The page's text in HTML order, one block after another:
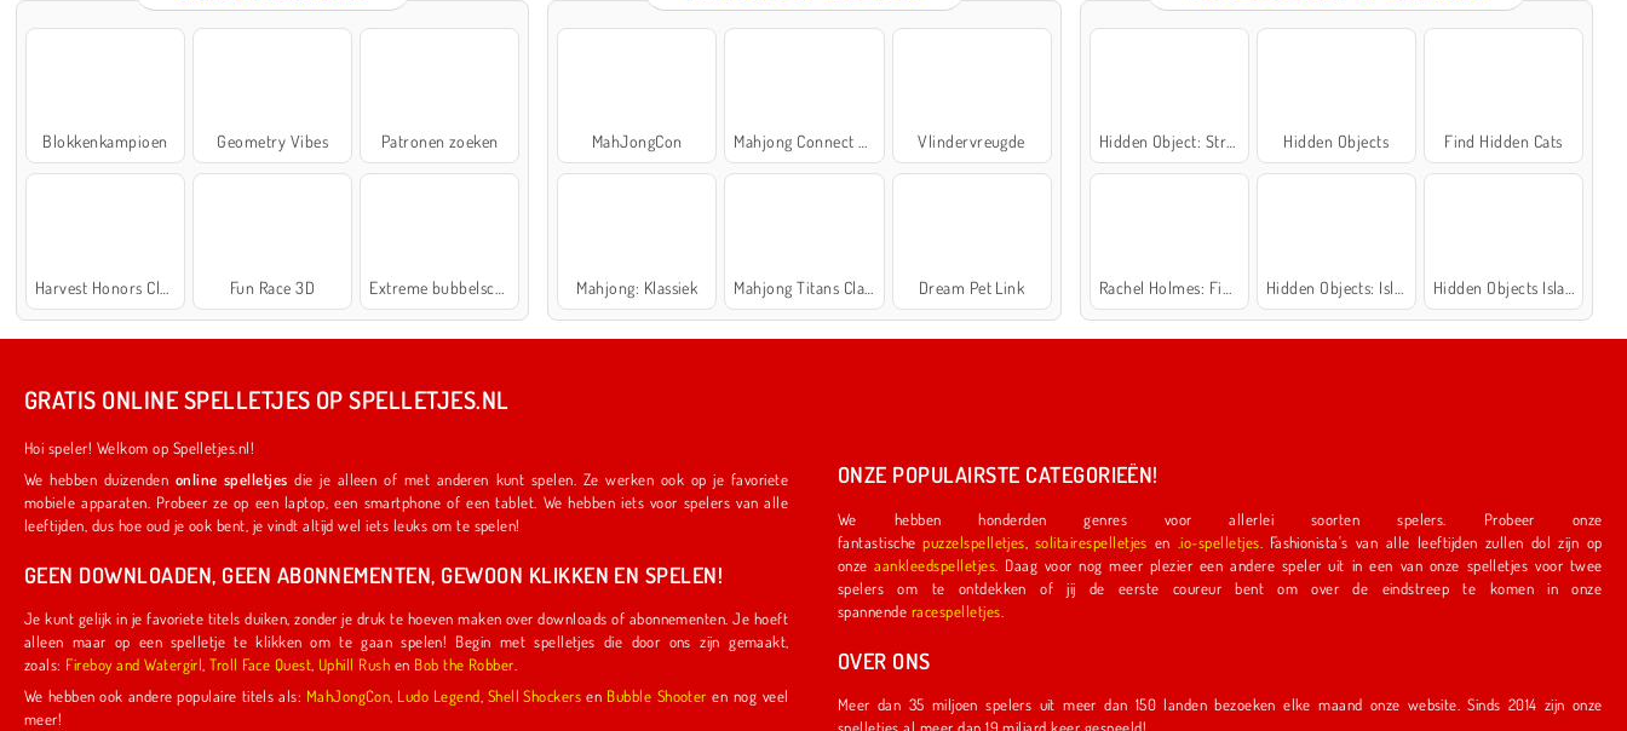
Blokkenkampioen Geometry Vibes Patronen zoeken
Fun Race 3D
MahJongCon Vlindervreugde
Mahjong: Klassiek Dream Pet Link
Hidden Objects Find Hidden Cats
GRATIS ONLINE SPELLETJES OP SPELLETJES.NL
Hoi speler! Welkom op Spelletjes.nl!
We hebben duizenden online spelletjes die je alleen of met anderen kunt spelen. Ze werken ook op je favoriete
mobiele apparaten. Probeer ze op een laptop, een smartphone of een tablet. We hebben iets voor spelers van alle
leeftijden, dus hoe oud je ook bent, je vindt altijd wel iets leuks om te spelen!
GEEN DOWNLOADEN, GEEN ABONNEMENTEN, GEWOON KLIKKEN EN SPELEN!
Je kunt gelijk in je favoriete titels duiken, zonder je druk te hoeven maken over downloads of abonnementen. Je hoeft
alleen maar op een spelletje te klikken om te gaan spelen! Begin met spelletjes die door ons zijn gemaakt,
zoals:
Fireboy and Watergirl ,Troll Face Quest Uphill Rush en Bob the Robber
We hebben ook andere populaire titels als: MahJongCon Ludo Legend Shell Shockers en Bubble Shooter en nog veel
meer!
ONZE POPULAIRSTE CATEGORIEËN!
We hebben honderden genres voor allerlei soorten spelers. Probeer onze
fantastischepuzzelspelletjes solitairespelletjes en .io-spelletjes
onzeaankleedspelletjes . Daag voor nog meer plezier een andere speler uit in een van onze spelletjes voor twee
spelers om te ontdekken of jij de eerste coureur bent om over de eindstreep te komen in onze
spannende racespelletjes
OVER ONS
Meer dan 35 miljoen spelers uit meer dan 150 landen bezoeken elke maand onze website. Sinds 2014 zijn onze